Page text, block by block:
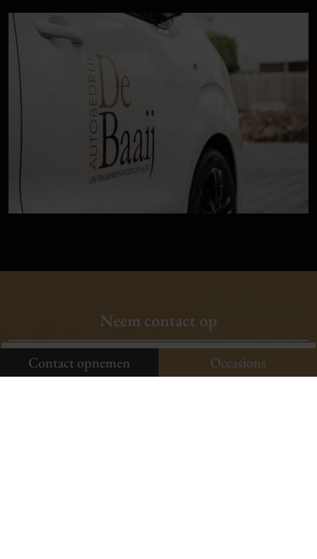
Contact opnemen
Neem contact op
Aldenhof 11-01
Contact opnemen Occasions
9,1
Plan uw onderhoud
Onze occasions